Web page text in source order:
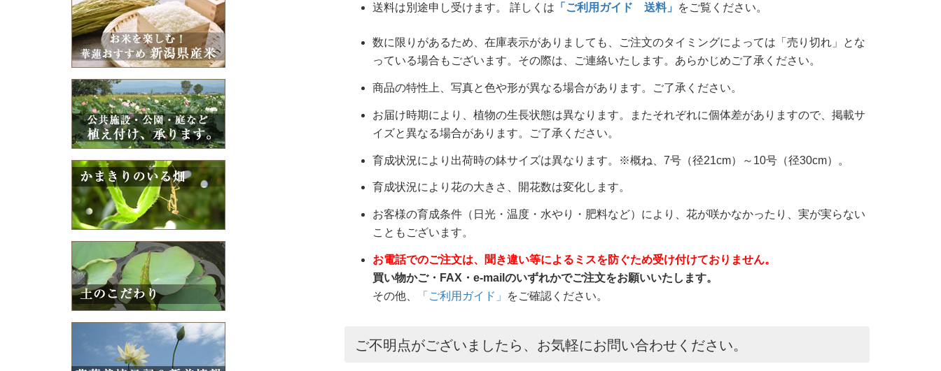
送料は別途申し受けます。 詳しくは 「ご利用ガイド 送料」 をご覧ください。
数に限りがあるため、在庫表示がありましても、ご注文のタイミングによっては「売り切れ」とな
っている場合もございます。その際は、ご連絡いたします。あらかじめご了承ください。
商品の特性上、写真と色や形が異なる場合があります。ご了承ください。
お届け時期により、植物の生長状態は異なります。またそれぞれに個体差がありますので、掲載サ
イズと異なる場合があります。ご了承ください。
育成状況により出荷時の鉢サイズは異なります。※概ね、7号（径21cm）～10号（径30cm）。
育成状況により花の大きさ、開花数は変化します。
お客様の育成条件（日光・温度・水やり・肥料など）により、花が咲かなかったり、実が実らない
こともございます。
お電話でのご注文は、聞き違い等によるミスを防ぐため受け付けておりません。
買い物かご・FAX・e-mailのいずれかでご注文をお願いいたします。
その他、
「ご利用ガイド」 をご確認ください。
ご不明点がございましたら、お気軽にお問い合わせください。